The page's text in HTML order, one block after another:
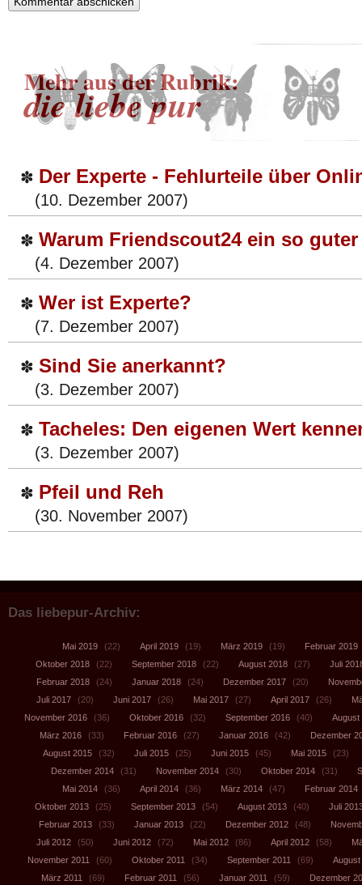
Mehr aus der Rubrik:
die liebe pur
✽ Der Experte - Fehlurteile über
(10. Dezember 2007)
✽ Warum Friendscout24 ein so
(4. Dezember 2007)
✽ Wer ist Experte?
(7. Dezember 2007)
✽ Sind Sie anerkannt?
(3. Dezember 2007)
✽ Tacheles: Den eigenen Wert
(3. Dezember 2007)
✽ Pfeil und Reh
(30. November 2007)
Das liebepur-Archiv:
Mai 2019 (22) April 2019 (19) März 2019 (19) Februar 2019
Oktober 2018
(22) September 2018 (22) August 2018 (27)
Juli
Februar 2018
(24) Januar 2018 (24) Dezember 2017 (20)
Juli 2017
(20) Juni 2017 (26) Mai 2017 (27) April 2017 (26)
November 2016
(36) Oktober 2016 (32) September 2016 (40)
August
März 2016
(33) Februar 2016 (27) Januar 2016 (42)
Dezember
August 2015
(32) Juli 2015 (25) Juni 2015 (45) Mai 2015
(23)
Dezember 2014
(31) November 2014 (30) Oktober 2014 (31)
Mai 2014
(36) April 2014 (36) März 2014 (47) Februar 2014
Oktober 2013
(25) September 2013 (54) August 2013 (40)
Juli
Februar 2013
(33) Januar 2013 (22) Dezember 2012 (48)
Juli 2012
(50) Juni 2012 (72) Mai 2012 (86) April 2012 (58)
November 2011
(60) Oktober 2011 (34) September 2011 (69)
August
März 2011
(69) Februar 2011 (56) Januar 2011 (59)
Dezember